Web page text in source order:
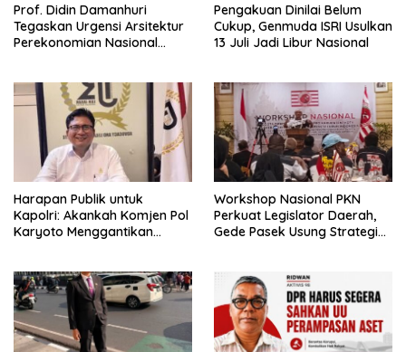
Prof. Didin Damanhuri
Tegaskan Urgensi Arsitektur
Perekonomian Nasional
Nasional
Pengakuan Dinilai Belum
Cukup, Genmuda ISRI Usulkan
13 Juli Jadi Libur Nasional
Harapan Publik untuk
Kapolri: Akankah Komjen Pol
Karyoto Menggantikan
Workshop Nasional PKN
Perkuat Legislator Daerah,
Gede Pasek Usung Strategi